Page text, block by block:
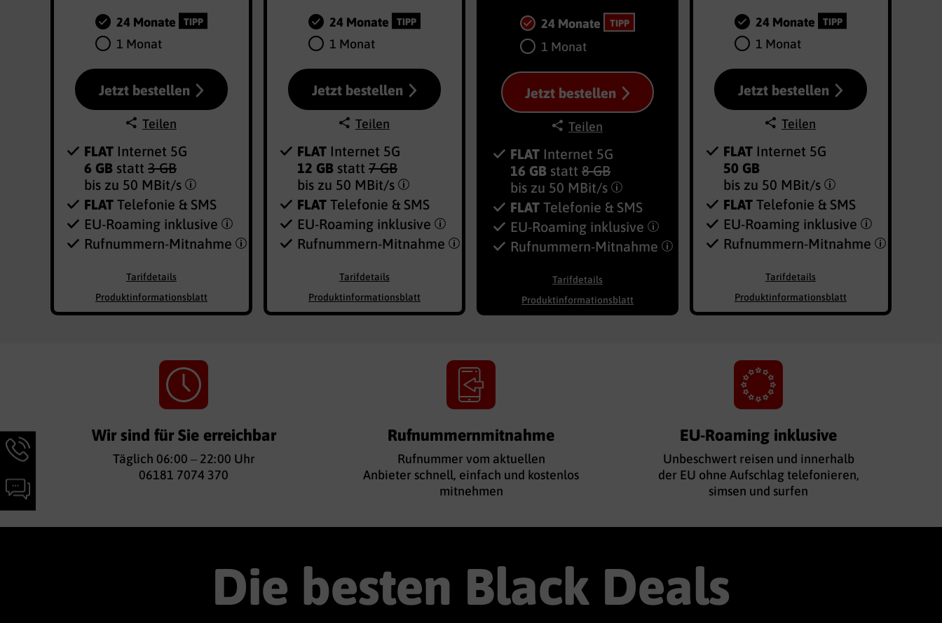
24 Monate TIPP
1 Monat
Jetzt bestellen
Teilen
FLAT Internet 5G
6 GB statt 3 GB
bis zu 50 MBit/s
FLAT Telefonie & SMS
EU-Roaming inklusive
Rufnummern-​Mitnahme
Tarifdetails
Produktinformationsblatt
24 Monate TIPP
1 Monat
Jetzt bestellen
Teilen
FLAT Internet 5G
12 GB statt 7 GB
bis zu 50 MBit/s
FLAT Telefonie & SMS
EU-Roaming inklusive
Rufnummern-​Mitnahme
Tarifdetails
Produktinformationsblatt
24 Monate TIPP
1 Monat
Jetzt bestellen
Teilen
FLAT Internet 5G
16 GB statt 8 GB
bis zu 50 MBit/s
FLAT Telefonie & SMS
EU-Roaming inklusive
Rufnummern-​Mitnahme
Tarifdetails
Produktinformationsblatt
24 Monate TIPP
1 Monat
Jetzt bestellen
Teilen
FLAT Internet 5G
50 GB
bis zu 50 MBit/s
FLAT Telefonie & SMS
EU-Roaming inklusive
Rufnummern-​Mitnahme
Tarifdetails
Produktinformationsblatt
Wir sind für Sie erreichbar
Täglich 06:00 – 22:00 Uhr
06181 7074 370
Rufnummernmitnahme
Rufnummer vom aktuellen
Anbieter schnell, einfach und kostenlos
mitnehmen
EU-Roaming inklusive
Unbeschwert reisen und innerhalb
der EU ohne Aufschlag telefonieren,
simsen und surfen
Die besten Black Deals
Hotline-
Informationen
werden
angezeigt
Chat-
Informationen